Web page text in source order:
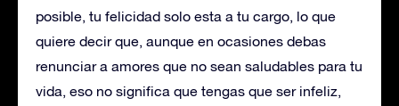
posible, tu felicidad solo esta a tu cargo, lo que
quiere decir que, aunque en ocasiones debas
renunciar a amores que no sean saludables para tu
vida, eso no significa que tengas que ser infeliz,